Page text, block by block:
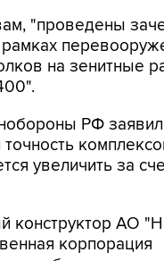
"проведены
на зенитные
РФ
точность
увеличить за
конструктор АО
корпорация